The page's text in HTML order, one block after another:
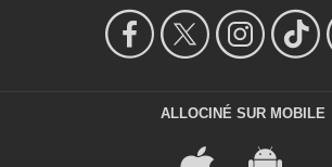
ALLOCINÉ SUR MOBILE